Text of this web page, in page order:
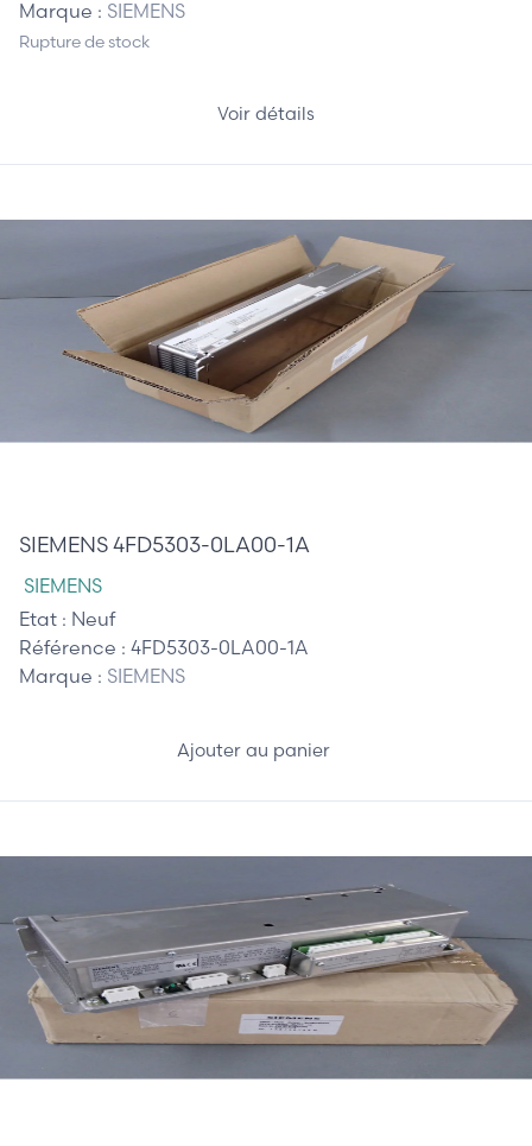
Marque : SIEMENS
Rupture de stock
Voir détails
SIEMENS 4FD5303-0LA00-1A
SIEMENS
Etat : Neuf
Référence : 4FD5303-0LA00-1A
Marque : SIEMENS
Ajouter au panier